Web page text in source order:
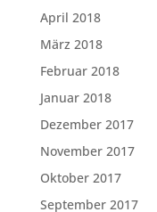
April 2018
März 2018
Februar 2018
Januar 2018
Dezember 2017
November 2017
Oktober 2017
September 2017